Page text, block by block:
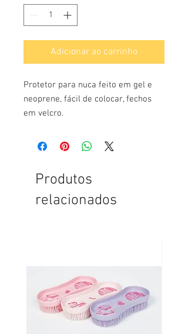
Adicionar ao carrinho
Protetor para nuca feito em gel e
neoprene, fácil de colocar, fechos
em velcro.
Produtos
relacionados